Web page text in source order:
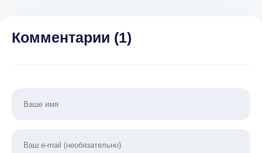
Комментарии (1)